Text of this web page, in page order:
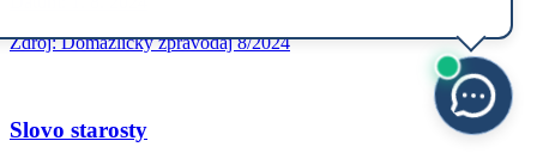
Zdroj: Domažlický zpravodaj 8/2024
Slovo starosty